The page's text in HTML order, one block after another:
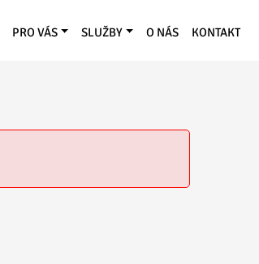
PRO VÁS SLUŽBY O NÁS KONTAKT